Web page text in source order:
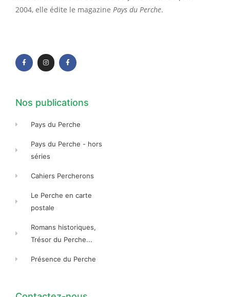
2004, elle édite le magazine Pays du Perche.
c
e
b
o
s
t
a
g
c
e
b
o
Nos publications
Pays du Perche
Pays du Perche - hors
séries
Cahiers Percherons
Le Perche en carte
postale
Romans historiques,
Trésor du Perche...
Présence du Perche